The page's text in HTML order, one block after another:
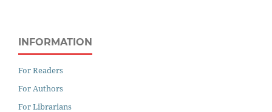
INFORMATION
For Readers
For Authors
For Librarians